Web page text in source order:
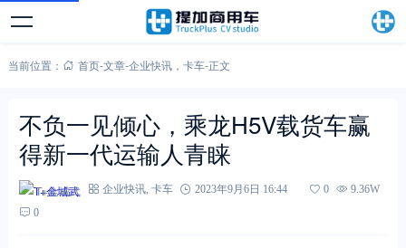
当前位置： 首页-文章-企业快讯， 卡车-正文
不负一见倾心，乘龙H5V载货车赢
得新一代运输人青睐
T+金城武 企业快讯, 卡车 2023年9月6日 16:44 0
9.36W
0